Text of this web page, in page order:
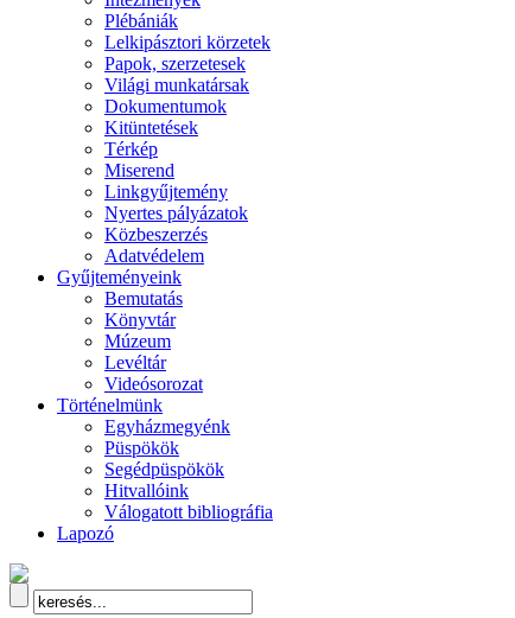
Plébániák
Lelkipásztori körzetek
Papok, szerzetesek
Világi munkatársak
Dokumentumok
Kitüntetések
Térkép
Miserend
Linkgyűjtemény
Nyertes pályázatok
Közbeszerzés
Adatvédelem
Gyűjteményeink
Bemutatás
Könyvtár
Múzeum
Levéltár
Videósorozat
Történelmünk
Egyházmegyénk
Püspökök
Segédpüspökök
Hitvallóink
Válogatott bibliográfia
Lapozó